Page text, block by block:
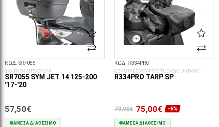
ΚΩΔ. SR7055
ΣΧΑΡΑ ΒΑΛΙΤΣΑΣ GIVI
SR7055 SYM JET 14 125-200
'17-'20
57,50€
ΆΜΕΣΑ ΔΙΑΘΈΣΙΜΟ
ΚΩΔ. R334PRO
ΘΕΡΜΙΚΕΣ ΧΟΥΦΤΕΣ TUCANO URBANO
R334PRO TARP SP
79,90€ 75,00€ -6%
ΆΜΕΣΑ ΔΙΑΘΈΣΙΜΟ